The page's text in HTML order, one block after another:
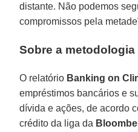
distante. Não podemos
compromissos pela
Sobre a metodologia
O relatório Banking on
empréstimos bancários e
dívida e ações, de acordo
crédito da liga da